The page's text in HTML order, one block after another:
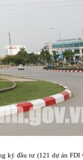
ký đầu tư (121 dự án